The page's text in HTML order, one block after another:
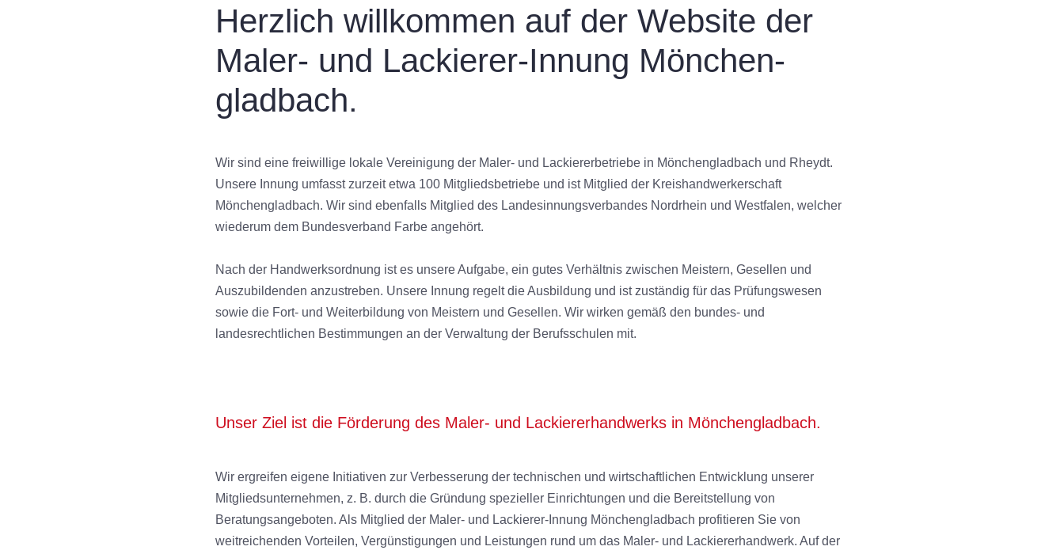
Herzlich willkommen auf der Website der
Maler- und Lackierer-Innung Mönchen­
gladbach.
Wir sind eine freiwillige lokale Vereinigung der Maler- und Lackiererbetriebe in Mönchengladbach und Rheydt.
Unsere Innung umfasst zurzeit etwa 100 Mitgliedsbetriebe und ist Mitglied der Kreishandwerkerschaft
Mönchengladbach. Wir sind ebenfalls Mitglied des Landesinnungsverbandes Nordrhein und Westfalen, welcher
wiederum dem Bundesverband Farbe angehört.
Nach der Handwerksordnung ist es unsere Aufgabe, ein gutes Verhältnis zwischen Meistern, Gesellen und
Auszubildenden anzustreben. Unsere Innung regelt die Ausbildung und ist zuständig für das Prüfungswesen
sowie die Fort- und Weiterbildung von Meistern und Gesellen. Wir wirken gemäß den bundes- und
landesrechtlichen Bestimmungen an der Verwaltung der Berufsschulen mit.
Unser Ziel ist die Förderung des Maler- und Lackiererhandwerks in Mönchengladbach.
Wir ergreifen eigene Initiativen zur Verbesserung der technischen und wirtschaftlichen Entwicklung unserer
Mitgliedsunternehmen, z. B. durch die Gründung spezieller Einrichtungen und die Bereitstellung von
Beratungsangeboten. Als Mitglied der Maler- und Lackierer-Innung Mönchengladbach profitieren Sie von
weitreichenden Vorteilen, Vergünstigungen und Leistungen rund um das Maler- und Lackiererhandwerk. Auf der